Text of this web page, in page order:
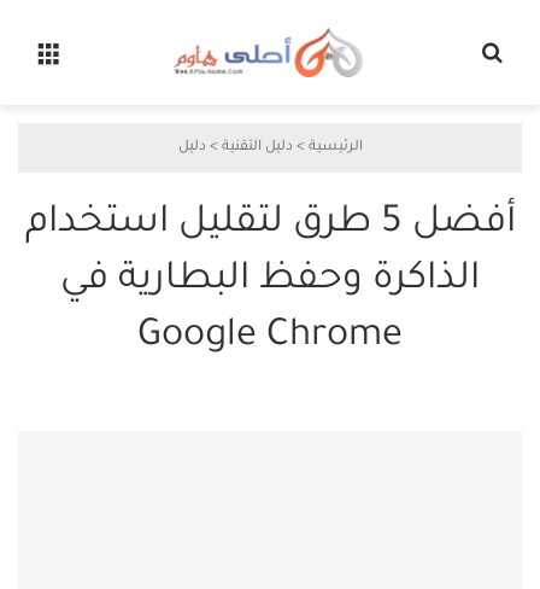
الرئيسية > دليل التقنية > دليل
أفضل 5 طرق لتقليل استخدام
الذاكرة وحفظ البطارية في
Google Chrome